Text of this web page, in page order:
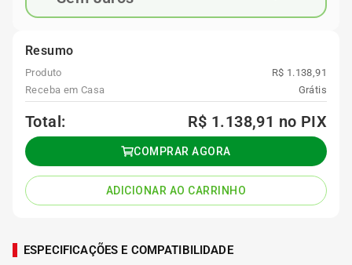
Resumo
Produto
R$ 1.138,91
Receba em Casa
Grátis
Total: R$ 1.138,91 no PIX
COMPRAR AGORA
ADICIONAR AO CARRINHO
ESPECIFICAÇÕES E COMPATIBILIDADE